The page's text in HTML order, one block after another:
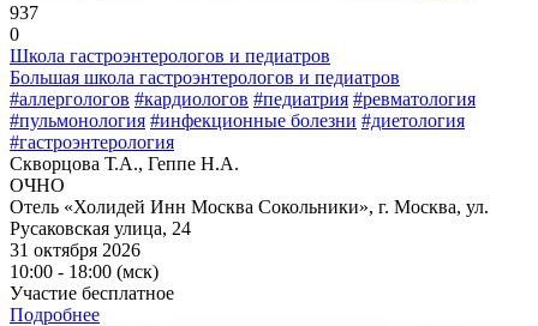
937
0
Школа гастроэнтерологов и педиатров
Большая школа гастроэнтерологов и педиатров
#аллергологов #кардиологов #педиатрия #ревматология
#пульмонология #инфекционные болезни #диетология
#гастроэнтерология
Скворцова Т.А., Геппе Н.А.
ОЧНО
Отель «Холидей Инн Москва Сокольники», г. Москва, ул.
Русаковская улица, 24
31 октября 2026
10:00 - 18:00 (мск)
Участие бесплатное
Подробнее